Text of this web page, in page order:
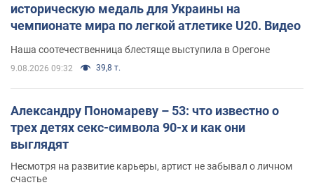
историческую медаль для Украины на
чемпионате мира по легкой атлетике U20. Видео
Наша соотечественница блестяще выступила в Орегоне
9.08.2026 09:32 39,8 т.
Александру Пономареву – 53: что известно о
трех детях секс-символа 90-х и как они
выглядят
Несмотря на развитие карьеры, артист не забывал о личном
счастье